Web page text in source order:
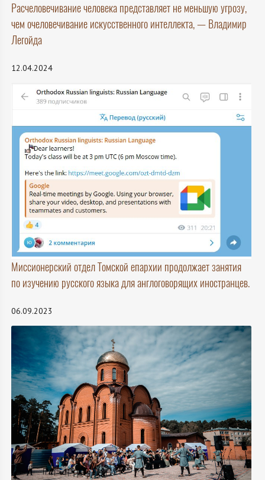
Расчеловечивание человека представляет не меньшую угрозу,
чем очеловечивание искусственного интеллекта, — Владимир
Легойда
12.04.2024
Миссионерский отдел Томской епархии продолжает занятия
по изучению русского языка для англоговорящих иностранцев.
06.09.2023